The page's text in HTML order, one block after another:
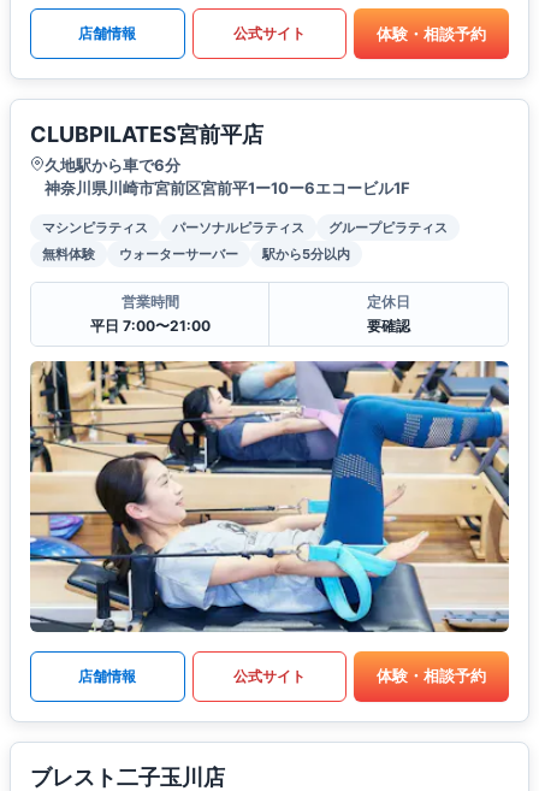
店舗情報 公式サイト 体験・相談予約
CLUBPILATES宮前平店
久地駅から車で6分
神奈川県川崎市宮前区宮前平1ー10ー6エコービル1F
マシンピラティス パーソナルピラティス
グループピラティス
無料体験
ウォーターサーバー 駅から5分以内
営業時間
平日 7:00〜21:00
定休日
要確認
店舗情報 公式サイト 体験・相談予約
ブレスト二子玉川店